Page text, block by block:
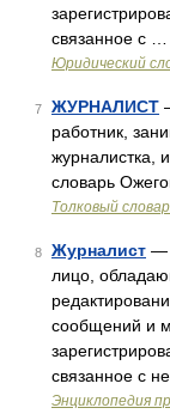
связанное с …
Юридический
7 ЖУРНАЛИСТ
работник,
журналистка,
словарь
Толковый
8 Журналист —
лицо,
сообщений и
связанное с
Энциклопедия